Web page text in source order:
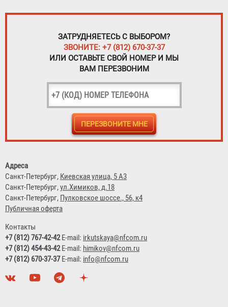
ЗАТРУДНЯЕТЕСЬ С ВЫБОРОМ?
ЗВОНИТЕ: +7 (812) 670-37-37
ИЛИ ОСТАВЬТЕ СВОЙ НОМЕР И МЫ
ВАМ ПЕРЕЗВОНИМ
Адреса
Санкт-Петербург, Киевская улица, 5 А3
Санкт-Петербург,ул.Химиков, д.18
Санкт-Петербург, Пулковское шоссе., 56, к4
Публичная оферта
Контакты
+7 (812) 767-42-42E-mail: irkutskaya@nfcom.ru
+7 (812) 454-43-42E-mail: himikov@nfcom.ru
+7 (812) 670-37-37E-mail: info@nfcom.ru